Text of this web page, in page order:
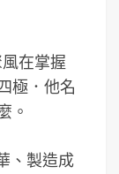
在掌握
極．他名
。
、製造成